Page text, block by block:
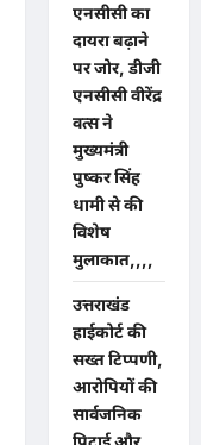
एनसीसी का
दायरा बढ़ाने
पर जोर, डीजी
एनसीसी वीरेंद्र
वत्स ने
मुख्यमंत्री
पुष्कर सिंह
धामी से की
विशेष
मुलाकात,,,,
उत्तराखंड
हाईकोर्ट की
सख्त टिप्पणी,
आरोपियों की
सार्वजनिक
पिटाई और